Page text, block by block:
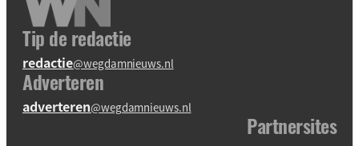
Tip de redactie
redactie@wegdamnieuws.nl
Adverteren
adverteren@wegdamnieuws.nl
Partnersites